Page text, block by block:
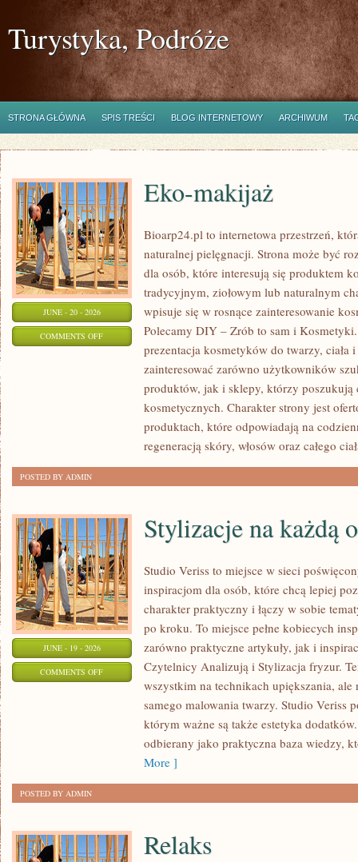
Turystyka, Podróże
STRONA GŁÓWNA SPIS TREŚCI BLOG INTERNETOWY ARCHIWUM
JUNE - 20 - 2026
COMMENTS OFFON
Eko-makijaż
Bioarp24.pl to internetowa przestrzeń,
naturalnej pielęgnacji. Strona może być
dla osób, które interesują się produktem
tradycyjnym, ziołowym lub naturalnym
wpisuje się w rosnące zainteresowanie
Polecamy DIY – Zrób to sam i
prezentacja kosmetyków do twarzy, ciała
zainteresować zarówno użytkowników
produktów, jak i sklepy, którzy poszukują
kosmetycznych. Charakter strony jest
produktach, które odpowiadają na
regeneracją skóry, włosów oraz całego
POSTED BY ADMIN
JUNE - 19 - 2026
COMMENTS OFFON
STYLIZACJE
Stylizacje na każdą
Studio Veriss to miejsce w sieci
inspiracjom dla osób, które chcą lepiej
charakter praktyczny i łączy w sobie
po kroku. To miejsce pełne kobiecych
zarówno praktyczne artykuły, jak i
Czytelnicy Analizują i Stylizacja fryzur.
wszystkim na technikach upiększania, ale
samego malowania twarzy. Studio Veriss
którym ważne są także estetyka
odbierany jako praktyczna baza wiedzy,
More ]
POSTED BY ADMIN
Relaks